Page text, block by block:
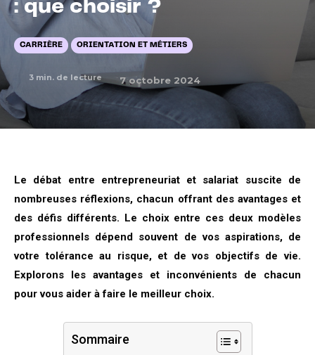
: que choisir ?
CARRIÈRE ORIENTATION ET MÉTIERS
3 min. de lecture 7 octobre 2024
Le débat entre entrepreneuriat et salariat suscite de
nombreuses réflexions, chacun offrant des avantages et
des défis différents. Le choix entre ces deux modèles
professionnels dépend souvent de vos aspirations, de
votre tolérance au risque, et de vos objectifs de vie.
Explorons les avantages et inconvénients de chacun
pour vous aider à faire le meilleur choix.
Sommaire